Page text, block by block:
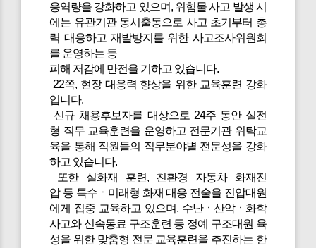
응역량을 강화하고 있으며, 위험물 사고 발생 시
에는 유관기관 동시출동으로 사고 초기부터 총
력 대응하고 재발방지를 위한 사고조사위원회
를 운영하는 등
피해 저감에 만전을 기하고 있습니다.
22쪽, 현장 대응력 향상을 위한 교육훈련 강화
입니다.
신규 채용후보자를 대상으로 24주 동안 실전
형 직무 교육훈련을 운영하고 전문기관 위탁교
육을 통해 직원들의 직무분야별 전문성을 강화
하고 있습니다.
또한 실화재 훈련, 친환경 자동차 화재진
압 등 특수ㆍ미래형 화재 대응 전술을 진압대원
에게 집중 교육하고 있으며, 수난ㆍ산악ㆍ화학
사고와 신속동료 구조훈련 등 정예 구조대원 육
성을 위한 맞춤형 전문 교육훈련을 추진하는 한